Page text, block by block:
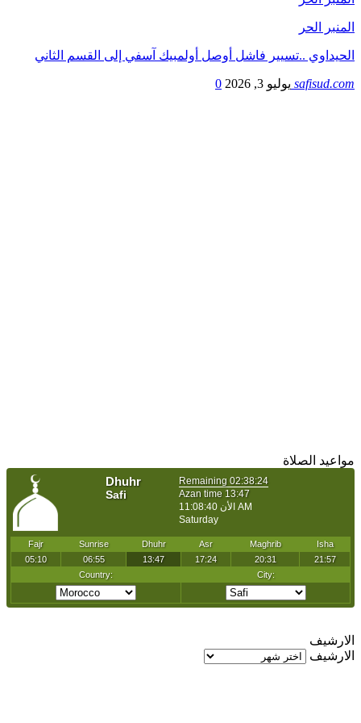
المنبر الحر
الحيداوي ..تسيير فاشل أوصل أولمبيك آسفي إلى القسم الثاني
safisud.com يوليو 3, 2026 0
مواعيد الصلاة
الارشيف
الارشيف